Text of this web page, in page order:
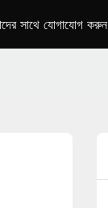
সাথে যোগাযোগ করুন